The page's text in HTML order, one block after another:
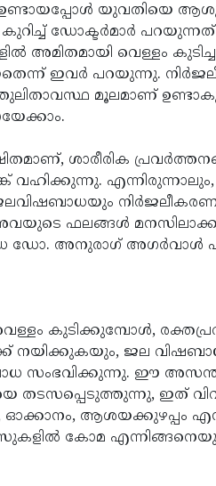
യുവതിയെ
കുറിച്ച് ഡോക്ടർമാർ
അമിതമായി വെള്ളം
ഇവർ പറയുന്നു.
മൂലമാണ്
ശാരീരിക
വഹിക്കുന്നു. എന്നിരുന്നാലും,
ഫലങ്ങൾ
ഡോ. അനുരാഗ് അഗർവാൾ
കുടിക്കുമ്പോൾ,
നയിക്കുകയും, ജല
സംഭവിക്കുന്നു. ഈ
തടസപ്പെടുത്തുന്നു, ഇത്
ആശയക്കുഴപ്പം
കോമ